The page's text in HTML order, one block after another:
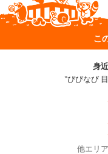
こ
身
"びびなび
他エリ